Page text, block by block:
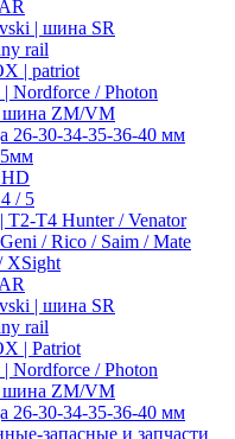
| шина SR
rail
| patriot
Nordforce / Photon
шина ZM/VM
26-30-34-35-36-40 мм
/ 5
T2-T4 Hunter / Venator
/ Rico / Saim / Mate
XSight
| шина SR
rail
| Patriot
Nordforce / Photon
шина ZM/VM
26-30-34-35-36-40 мм
запасные и запчасти